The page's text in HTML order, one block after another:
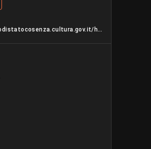
https://archiviodistatocosenza.cultura.gov.it/home